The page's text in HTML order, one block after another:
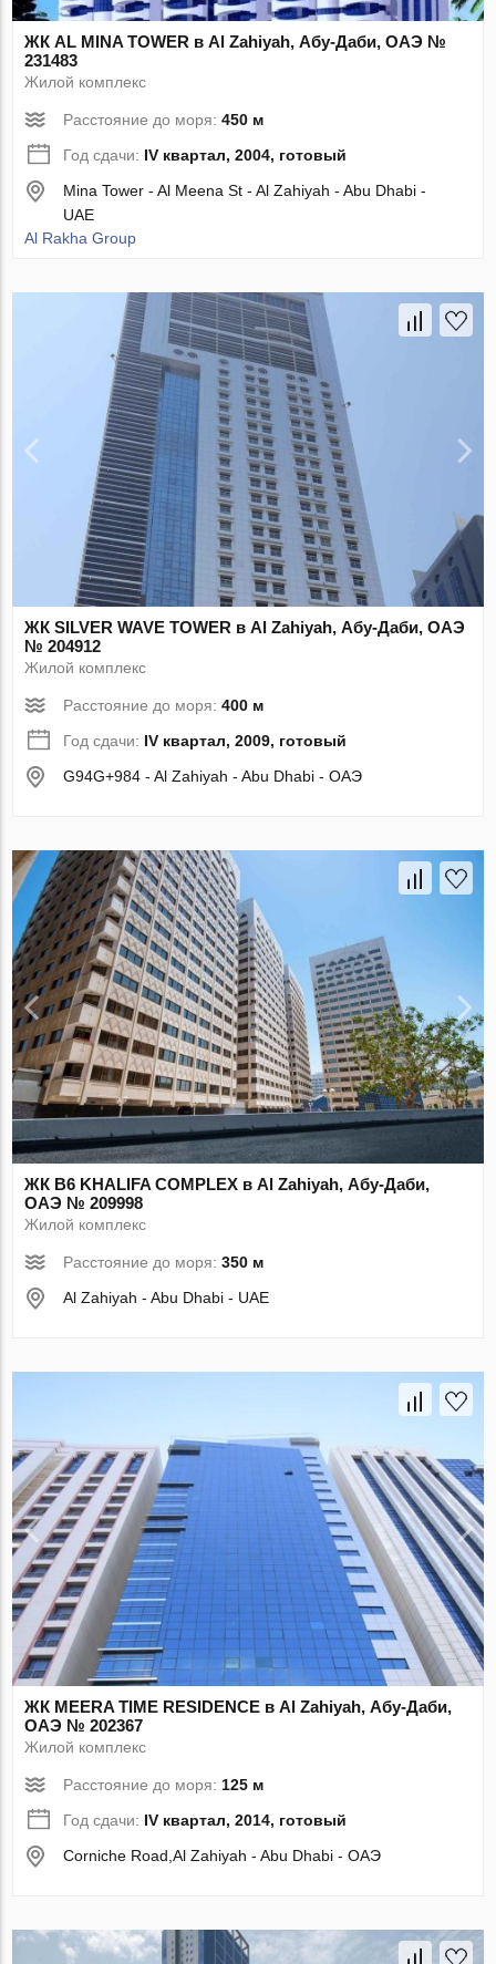
ЖК AL MINA TOWER в Al Zahiyah, Абу-Даби, ОАЭ №
231483
Жилой комплекс
Расстояние до моря:450 м
Год сдачи: IV квартал, 2004, готовый
Mina Tower - Al Meena St - Al Zahiyah - Abu Dhabi -
UAE
Al Rakha Group
ЖК SILVER WAVE TOWER в Al Zahiyah, Абу-Даби, ОАЭ
№ 204912
Жилой комплекс
Расстояние до моря:400 м
Год сдачи: IV квартал, 2009, готовый
G94G+984 - Al Zahiyah - Abu Dhabi - ОАЭ
ЖК B6 KHALIFA COMPLEX в Al Zahiyah, Абу-Даби,
ОАЭ № 209998
Жилой комплекс
Расстояние до моря:350 м
Al Zahiyah - Abu Dhabi - UAE
ЖК MEERA TIME RESIDENCE в Al Zahiyah, Абу-Даби,
ОАЭ № 202367
Жилой комплекс
Расстояние до моря: 125 м
Год сдачи: IV квартал, 2014, готовый
Corniche Road,Al Zahiyah - Abu Dhabi - ОАЭ